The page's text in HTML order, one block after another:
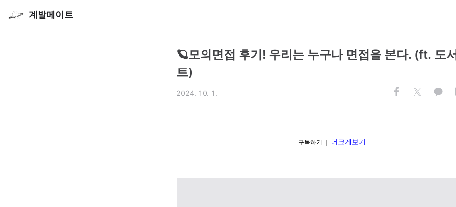
계발메이트
🪐모의면접 후기! 우리는 누구나 면접을 본다. (ft. 도
트)
2024. 10. 1.
구독하기 ｜ 더크게보기